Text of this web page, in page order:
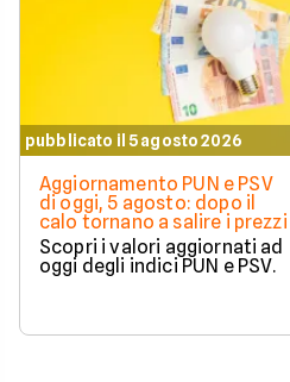
pubblicato il 5 agosto 2026
Aggiornamento PUN e PSV
di oggi, 5 agosto: dopo il
calo tornano a salire i prezzi
Scopri i valori aggiornati ad
oggi degli indici PUN e PSV.